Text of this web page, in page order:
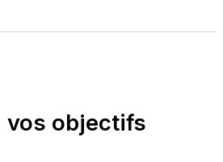
vos objectifs